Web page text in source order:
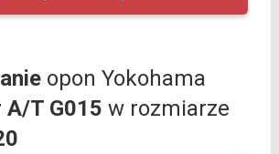
opon Yokohama
A/T G015 w rozmiarze